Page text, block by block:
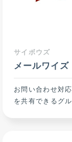
サイボウズ
メールワイズ
お問い合わせ対
を共有できるグ